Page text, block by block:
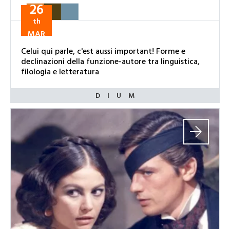
26
th
MAR
Celui qui parle, c'est aussi important! Forme e
declinazioni della funzione-autore tra linguistica,
filologia e letteratura